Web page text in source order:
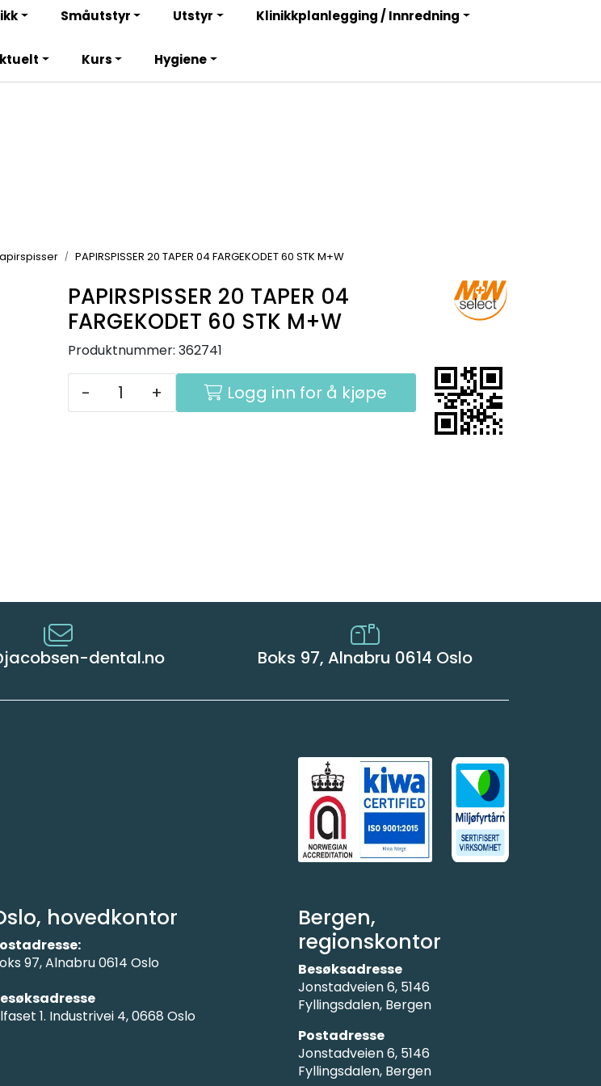
og få en rekke fordeler. Les mer!
Småutstyr Utstyr Klinikkplanlegging / Innredning
Kurs Hygiene
PAPIRSPISSER 20 TAPER 04 FARGEKODET 60 STK M+W
PAPIRSPISSER 20 TAPER 04
FARGEKODET 60 STK M+W
Produktnummer: 362741
- + Logg inn for å kjøpe
dental.no Boks 97, Alnabru 0614 Oslo
Bergen,
regionskontor
Besøksadresse
Jonstadveien 6, 5146
Fyllingsdalen, Bergen
Postadresse
Jonstadveien 6, 5146
Fyllingsdalen, Bergen
hovedkontor
97, Alnabru 0614 Oslo
1. Industrivei 4, 0668 Oslo